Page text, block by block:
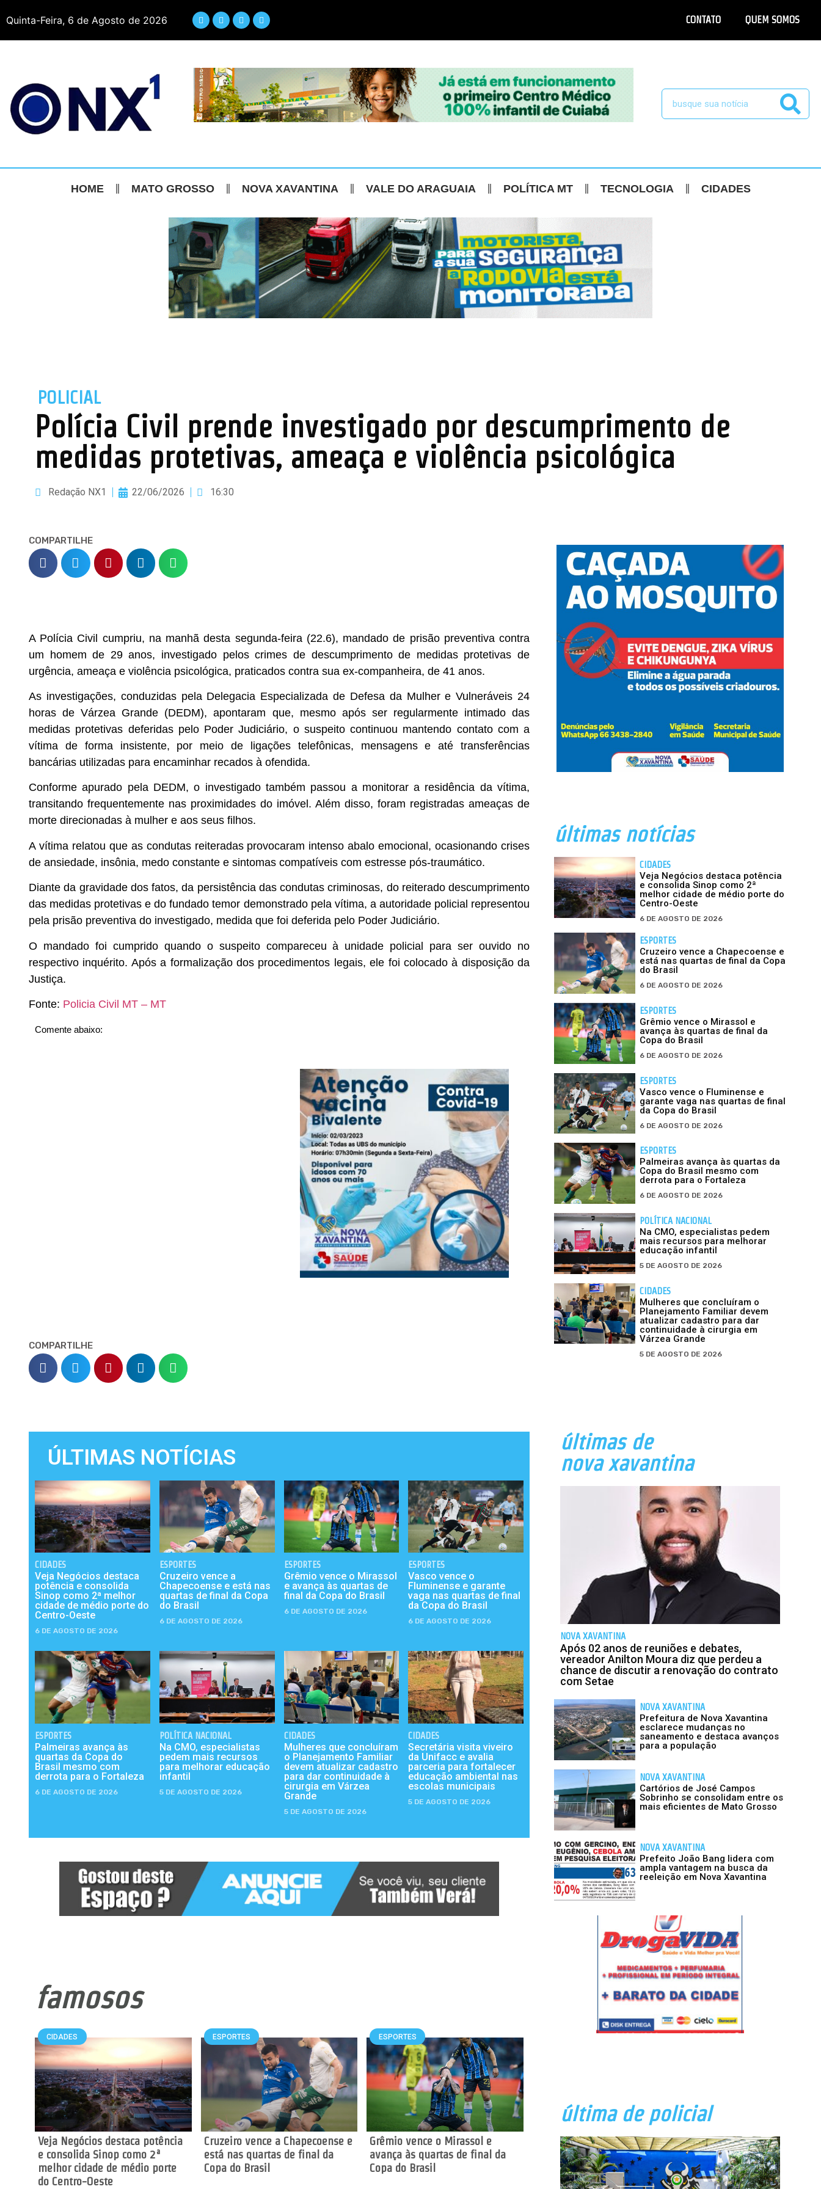
Quinta-Feira, 6 de Agosto de 2026 CONTATO QUEM SOMOS
HOME MATO GROSSO NOVA XAVANTINA VALE DO ARAGUAIA POLÍTICA MT TECNOLOGIA CIDADES
POLICIAL
Polícia Civil prende investigado por descumprimento de
medidas protetivas, ameaça e violência psicológica
Redação NX1 22/06/2026 16:30
COMPARTILHE
A Polícia Civil cumpriu, na manhã desta segunda-feira (22.6), mandado de prisão preventiva contra
um homem de 29 anos, investigado pelos crimes de descumprimento de medidas protetivas de
urgência, ameaça e violência psicológica, praticados contra sua ex-companheira, de 41 anos.
As investigações, conduzidas pela Delegacia Especializada de Defesa da Mulher e Vulneráveis 24
horas de Várzea Grande (DEDM), apontaram que, mesmo após ser regularmente intimado das
medidas protetivas deferidas pelo Poder Judiciário, o suspeito continuou mantendo contato com a
vítima de forma insistente, por meio de ligações telefônicas, mensagens e até transferências
bancárias utilizadas para encaminhar recados à ofendida.
Conforme apurado pela DEDM, o investigado também passou a monitorar a residência da vítima,
transitando frequentemente nas proximidades do imóvel. Além disso, foram registradas ameaças de
morte direcionadas à mulher e aos seus filhos.
A vítima relatou que as condutas reiteradas provocaram intenso abalo emocional, ocasionando crises
de ansiedade, insônia, medo constante e sintomas compatíveis com estresse pós-traumático.
Diante da gravidade dos fatos, da persistência das condutas criminosas, do reiterado descumprimento
das medidas protetivas e do fundado temor demonstrado pela vítima, a autoridade policial representou
pela prisão preventiva do investigado, medida que foi deferida pelo Poder Judiciário.
O mandado foi cumprido quando o suspeito compareceu à unidade policial para ser ouvido no
respectivo inquérito. Após a formalização dos procedimentos legais, ele foi colocado à disposição da
Justiça.
Fonte: Policia Civil MT – MT
Comente abaixo:
COMPARTILHE
ÚLTIMAS NOTÍCIAS
CIDADES
Veja Negócios destaca
potência e consolida
Sinop como 2ª melhor
cidade de médio porte do
Centro-Oeste
6 DE AGOSTO DE 2026
ESPORTES
Cruzeiro vence a
Chapecoense e está nas
quartas de final da Copa
do Brasil
6 DE AGOSTO DE 2026
ESPORTES
Grêmio vence o Mirassol
e avança às quartas de
final da Copa do Brasil
6 DE AGOSTO DE 2026
ESPORTES
Vasco vence o
Fluminense e garante
vaga nas quartas de final
da Copa do Brasil
6 DE AGOSTO DE 2026
ESPORTES
Palmeiras avança às
quartas da Copa do
Brasil mesmo com
derrota para o Fortaleza
6 DE AGOSTO DE 2026
POLÍTICA NACIONAL
Na CMO, especialistas
pedem mais recursos
para melhorar educação
infantil
5 DE AGOSTO DE 2026
CIDADES
Mulheres que concluíram
o Planejamento Familiar
devem atualizar cadastro
para dar continuidade à
cirurgia em Várzea
Grande
5 DE AGOSTO DE 2026
CIDADES
Secretária visita viveiro
da Unifacc e avalia
parceria para fortalecer
educação ambiental nas
escolas municipais
5 DE AGOSTO DE 2026
famosos
CIDADES
Veja Negócios destaca potência
e consolida Sinop como 2ª
melhor cidade de médio porte
do Centro-Oeste
ESPORTES
Cruzeiro vence a Chapecoense e
está nas quartas de final da
Copa do Brasil
ESPORTES
Grêmio vence o Mirassol e
avança às quartas de final da
Copa do Brasil
últimas notícias
CIDADES
Veja Negócios destaca potência
e consolida Sinop como 2ª
melhor cidade de médio porte do
Centro-Oeste
6 DE AGOSTO DE 2026
ESPORTES
Cruzeiro vence a Chapecoense e
está nas quartas de final da Copa
do Brasil
6 DE AGOSTO DE 2026
ESPORTES
Grêmio vence o Mirassol e
avança às quartas de final da
Copa do Brasil
6 DE AGOSTO DE 2026
ESPORTES
Vasco vence o Fluminense e
garante vaga nas quartas de final
da Copa do Brasil
6 DE AGOSTO DE 2026
ESPORTES
Palmeiras avança às quartas da
Copa do Brasil mesmo com
derrota para o Fortaleza
6 DE AGOSTO DE 2026
POLÍTICA NACIONAL
Na CMO, especialistas pedem
mais recursos para melhorar
educação infantil
5 DE AGOSTO DE 2026
CIDADES
Mulheres que concluíram o
Planejamento Familiar devem
atualizar cadastro para dar
continuidade à cirurgia em
Várzea Grande
5 DE AGOSTO DE 2026
últimas de
nova xavantina
NOVA XAVANTINA
Após 02 anos de reuniões e debates,
vereador Anilton Moura diz que perdeu a
chance de discutir a renovação do contrato
com Setae
NOVA XAVANTINA
Prefeitura de Nova Xavantina
esclarece mudanças no
saneamento e destaca avanços
para a população
NOVA XAVANTINA
Cartórios de José Campos
Sobrinho se consolidam entre os
mais eficientes de Mato Grosso
NOVA XAVANTINA
Prefeito João Bang lidera com
ampla vantagem na busca da
reeleição em Nova Xavantina
última de policial